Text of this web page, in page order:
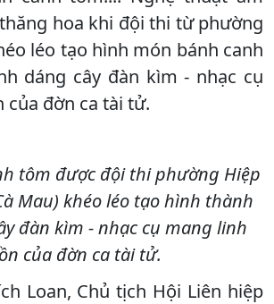
hoa khi đội thi từ phường
léo tạo hình món bánh canh
dáng cây đàn kìm - nhạc cụ
của đờn ca tài tử.
tôm được đội thi phường Hiệp
Mau) khéo léo tạo hình thành
đàn kìm - nhạc cụ mang linh
của đờn ca tài tử.
Loan, Chủ tịch Hội Liên hiệp